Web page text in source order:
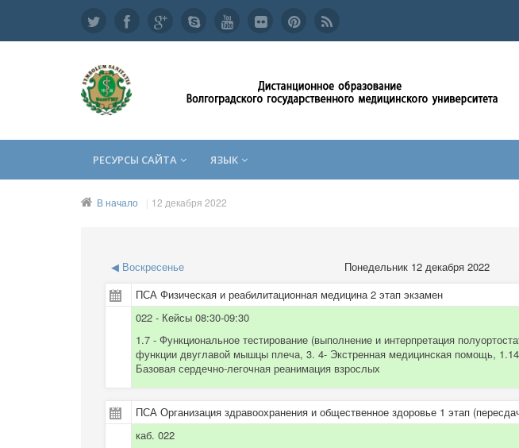
РЕСУРСЫ САЙТА ЯЗЫК
В начало 12 декабря 2022
◀ Воскресенье Понедельник 12 декабря 2022
ПСА Физическая и реабилитационная медицина 2 этап экзамен
022 - Кейсы 08:30-09:30
1.7 - Функциональное тестирование (выполнение и интерпретация
функции двуглавой мышцы плеча, 3. 4- Экстренная медицинская помощь,
Базовая сердечно-легочная реанимация взрослых
ПСА Организация здравоохранения и общественное здоровье 1 этап
каб. 022